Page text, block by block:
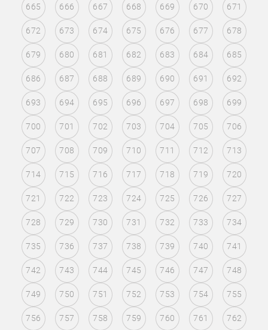
665 666 667 668 669 670 671
672 673 674 675 676 677 678
679 680 681 682 683 684 685
686 687 688 689 690 691 692
693 694 695 696 697 698 699
700 701 702 703 704 705 706
707 708 709 710 711 712 713
714 715 716 717 718 719 720
721 722 723 724 725 726 727
728 729 730 731 732 733 734
735 736 737 738 739 740 741
742 743 744 745 746 747 748
749 750 751 752 753 754 755
756 757 758 759 760 761 762